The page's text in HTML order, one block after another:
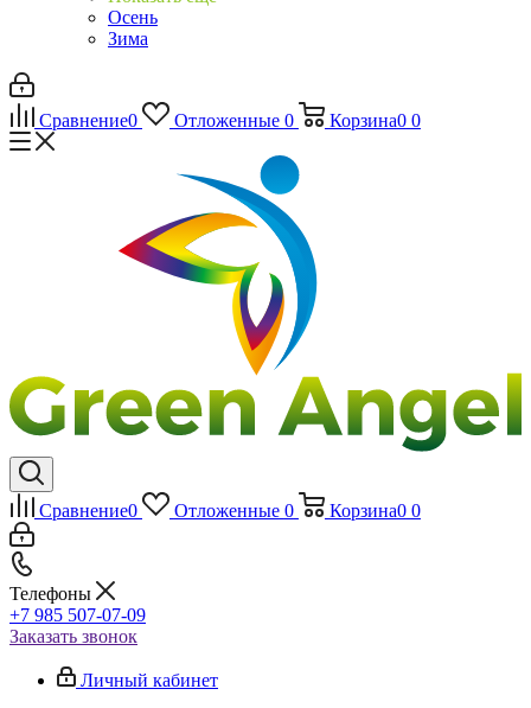
Осень
Зима
Сравнение0 Отложенные 0 Корзина0 0
Сравнение0 Отложенные 0 Корзина0 0
Телефоны
+7 985 507-07-09
Заказать звонок
Личный кабинет